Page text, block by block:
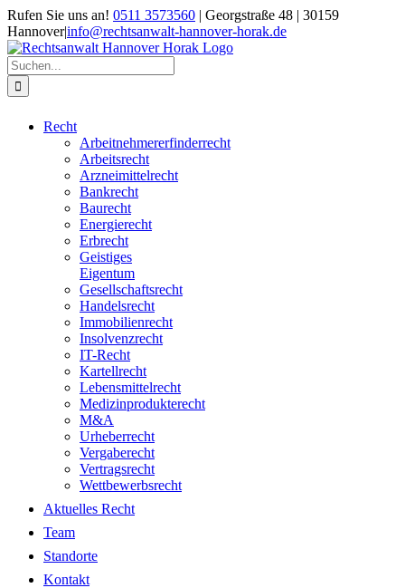
Zum
Inhalt
springen
Rufen Sie uns an! 0511 3573560 | Georgstraße 48 | 30159
Hannover|info@rechtsanwalt-hannover-horak.de
Suche
nach:
Recht
Arbeitnehmererfinderrecht
Arbeitsrecht
Arzneimittelrecht
Bankrecht
Baurecht
Energierecht
Erbrecht
Geistiges
Eigentum
Gesellschaftsrecht
Handelsrecht
Immobilienrecht
Insolvenzrecht
IT-Recht
Kartellrecht
Lebensmittelrecht
Medizinprodukterecht
M&A
Urheberrecht
Vergaberecht
Vertragsrecht
Wettbewerbsrecht
Aktuelles Recht
Team
Standorte
Kontakt